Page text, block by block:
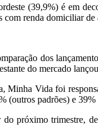
(39,9%) é em
renda domiciliar
dos
do mercado
Vida foi
padrões) e
próximo trimestre,